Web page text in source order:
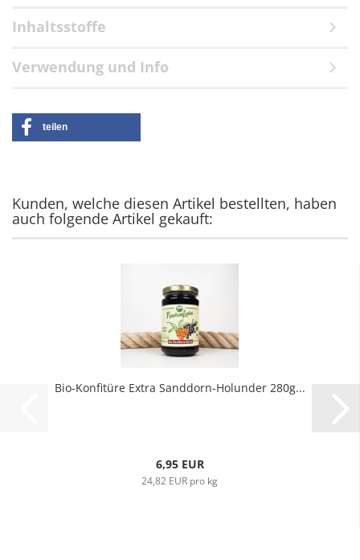
Inhaltsstoffe
Verwendung und Info
teilen
Kunden, welche diesen Artikel bestellten, haben
auch folgende Artikel gekauft:
Bio-Konfitüre Extra Sanddorn-Holunder 280g...
6,95 EUR
24,82 EUR pro kg